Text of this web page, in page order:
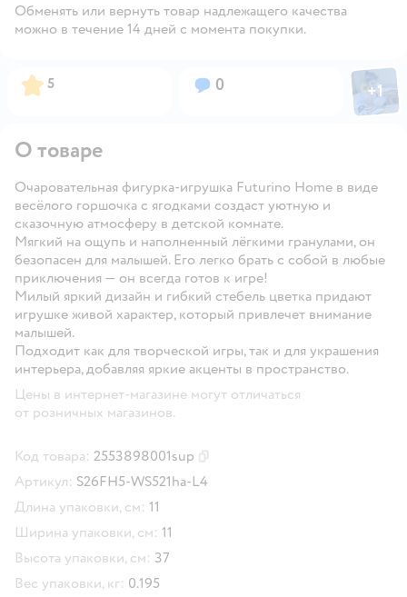
Обменять или вернуть товар надлежащего качества
можно в течение 14 дней с момента покупки.
Рейтинг:
5 Вопросов:
0 Фото
+1
О товаре
Очаровательная фигурка-игрушка Futurino Home в виде
весёлого горшочка с ягодками создаст уютную и
сказочную атмосферу в детской комнате.
Мягкий на ощупь и наполненный лёгкими гранулами, он
безопасен для малышей. Его легко брать с собой в любые
приключения — он всегда готов к игре!
Милый яркий дизайн и гибкий стебель цветка придают
игрушке живой характер, который привлечет внимание
малышей.
Подходит как для творческой игры, так и для украшения
интерьера, добавляя яркие акценты в пространство.
Цены в интернет-магазине могут отличаться
от розничных магазинов.
Код товара: 2553898001sup
Артикул: S26FH5-WS521ha-L4
Длина упаковки, см: 11
Ширина упаковки, см: 11
Высота упаковки, см: 37
Вес упаковки, кг: 0.195